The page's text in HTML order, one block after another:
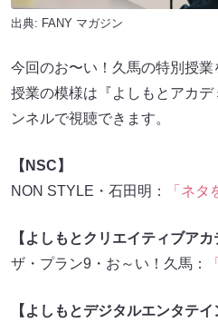
出典: FANY マガジン
今回のお〜い！久馬の特別授
授業の模様は『よしもとアカ
ンネルで視聴できます。
【NSC】
NON STYLE・石田明：
「ネタ
【よしもとクリエイティブアカ
ザ・プラン9・お～い！久馬：
【よしもとデジタルエンタテイ